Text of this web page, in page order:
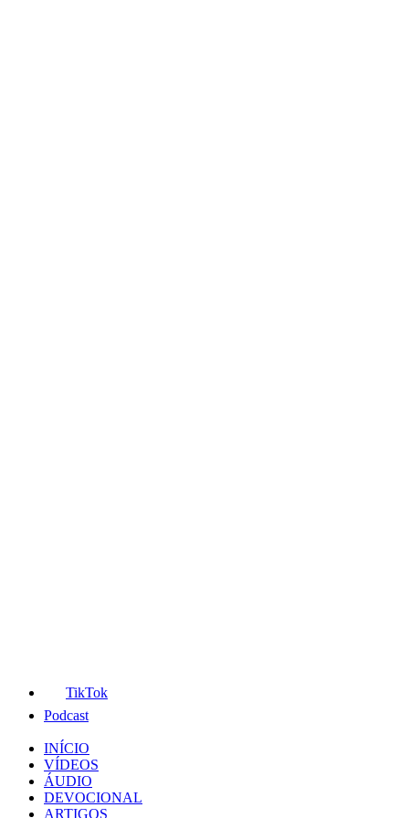
TikTok
Podcast
INÍCIO
VÍDEOS
ÁUDIO
DEVOCIONAL
ARTIGOS